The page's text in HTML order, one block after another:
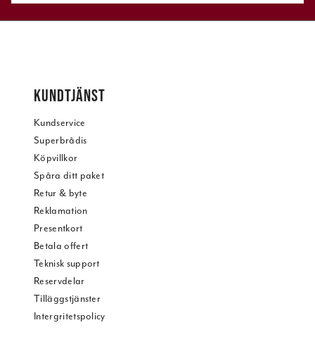
KUNDTJÄNST
Kundservice
Superbrådis
Köpvillkor
Spåra ditt paket
Retur & byte
Reklamation
Presentkort
Betala offert
Teknisk support
Reservdelar
Tilläggstjänster
Intergritetspolicy